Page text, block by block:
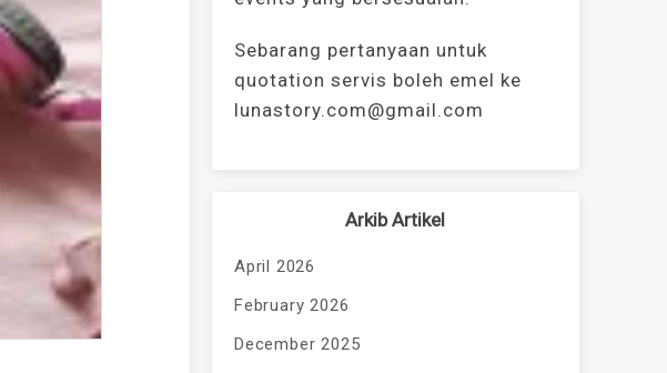
Sebarang pertanyaan untuk
quotation servis boleh emel ke
lunastory.com@gmail.com
Arkib Artikel
April 2026
February 2026
December 2025